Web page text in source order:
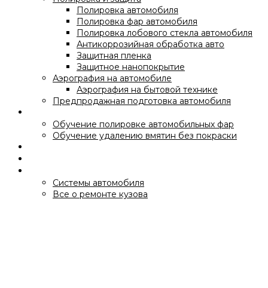
Полировка автомобиля
Полировка фар автомобиля
Полировка лобового стекла автомобиля
Антикоррозийная обработка авто
Защитная пленка
Защитное нанопокрытие
Аэрография на автомобиле
Аэрография на бытовой технике
Предпродажная подготовка автомобиля
Обучение полировке автомобильных фар
Обучение удалению вмятин без покраски
Системы автомобиля
Все о ремонте кузова